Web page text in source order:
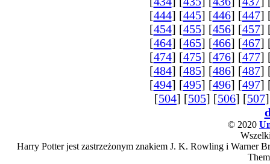
[444] [445] [446] [447]
[454] [455] [456] [457]
[464] [465] [466] [467]
[474] [475] [476] [477]
[484] [485] [486] [487]
[494] [495] [496] [497]
[504] [505] [506] [507
© 2020
Harry Potter jest zastrzeżonym znakiem J. K. Rowling i Warner